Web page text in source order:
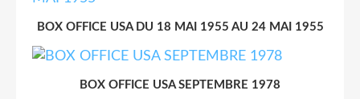
BOX OFFICE USA DU 18 MAI 1955 AU 24 MAI 1955
BOX OFFICE USA SEPTEMBRE 1978